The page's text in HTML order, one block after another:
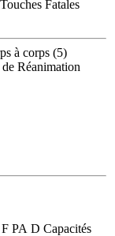
Touches Fatales
à corps (5)
Réanimation
F PA D Capacités